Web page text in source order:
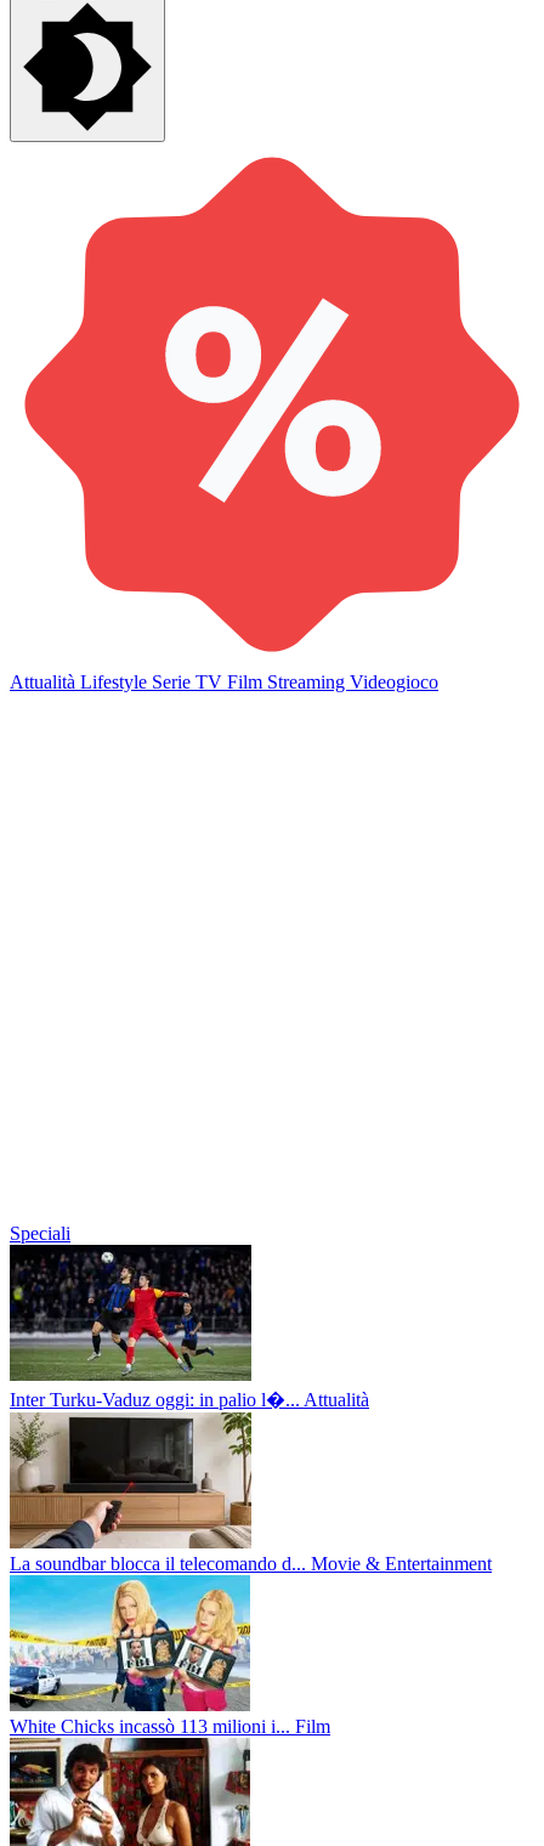
Attualità Lifestyle Serie TV Film Streaming Videogioco
Speciali
Inter Turku-Vaduz oggi: in palio l�... Attualità
La soundbar blocca il telecomando d... Movie & Entertainment
White Chicks incassò 113 milioni i... Film